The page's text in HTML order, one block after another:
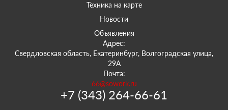
Техника на карте
Новости
Объявления
Адрес:
Свердловская область, Екатеринбург, Волгоградская улица,
29А
Почта:
66@sowork.ru
+7 (343) 264-66-61